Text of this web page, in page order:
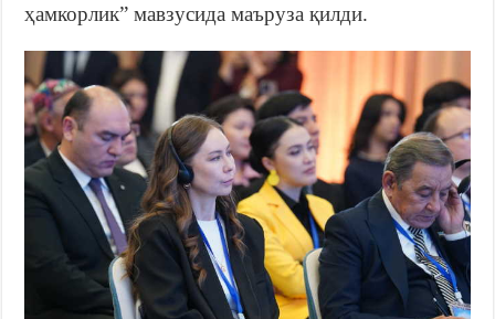
ҳамкорлик” мавзусида маъруза қилди.